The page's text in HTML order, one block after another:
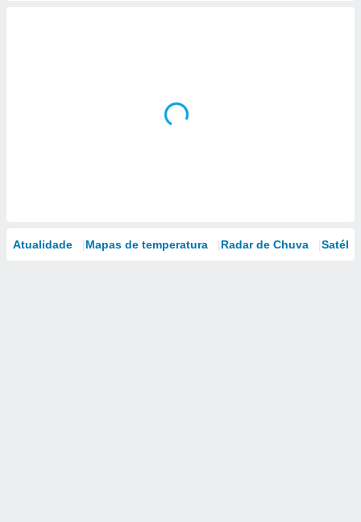
Atualidade Mapas de temperatura Radar de Chuva